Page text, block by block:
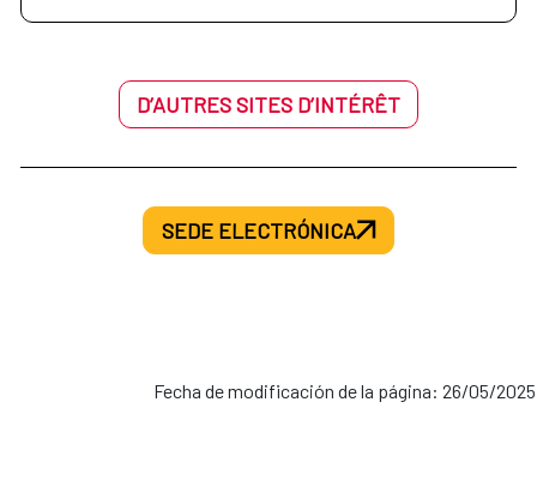
D’AUTRES SITES D’INTÉRÊT
SEDE ELECTRÓNICA
Fecha de modificación de la página: 26/05/2025